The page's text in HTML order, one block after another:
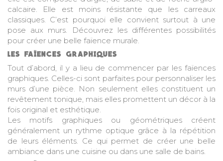
calcaire. Elle est moins résistante que les carreaux
classiques. C’est pourquoi elle convient surtout à une
pose aux murs. Découvrez les différentes possibilités
pour créer une belle faïence murale.
LES FAÏENCES GRAPHIQUES
Tout d’abord, il y a lieu de commencer par les faïences
graphiques. Celles-ci sont parfaites pour personnaliser les
murs d’une pièce. Non seulement elles constituent un
revêtement tonique, mais elles promettent un décor à la
fois original et esthétique.
Les motifs graphiques ou géométriques créent
généralement un rythme optique grâce à la répétition
de leurs éléments. Ce qui permet de créer une belle
ambiance dans une cuisine ou dans une salle de bains.